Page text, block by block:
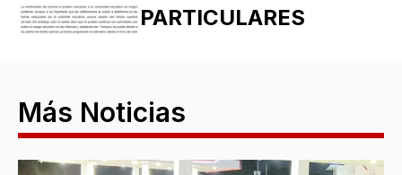
PARTICULARES
Más Noticias